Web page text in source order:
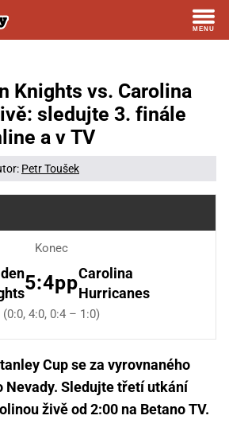
Knights vs. Carolina
sledujte 3. finále
a v TV
Petr Toušek
Konec
5:4ppCarolina
Hurricanes
(0:0, 4:0, 0:4 – 1:0)
Cup se za vyrovnaného
Nevady. Sledujte třetí utkání
živě od 2:00 na Betano TV.